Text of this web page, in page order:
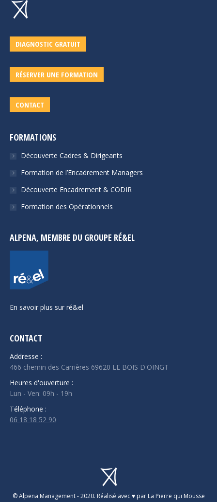
DIAGNOSTIC GRATUIT
RÉSERVER UNE FORMATION
CONTACT
FORMATIONS
Découverte Cadres & Dirigeants
Formation de l’Encadrement Managers
Découverte Encadrement & CODIR
Formation des Opérationnels
ALPENA, MEMBRE DU GROUPE RÉ&EL
En savoir plus sur ré&el
CONTACT
Addresse :
466 chemin des Carrières 69620 LE BOIS D'OINGT
Heures d'ouverture :
Lun - Ven: 09h - 19h
Téléphone :
06 18 18 52 90
© Alpena Management - 2020. Réalisé avec ♥️ par La Pierre qui Mousse